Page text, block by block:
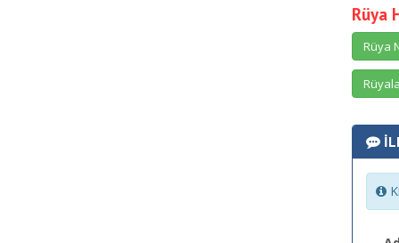
Rüya
Rüya